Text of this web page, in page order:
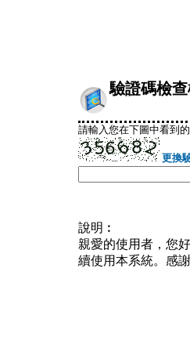
驗證碼檢查
請輸入您在下圖中看到
更換
說明︰
親愛的使用者，您
續使用本系統。感謝